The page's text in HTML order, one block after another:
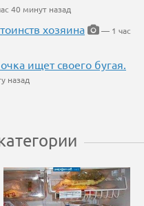
40 минут назад
хозяина
— 1 час
ищет своего бугая.
назад